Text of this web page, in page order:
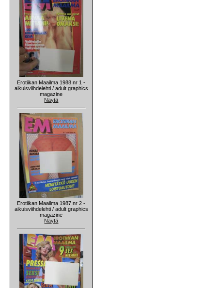
Erotiikan Maailma 1988 nr 1 -
aikuisviihdelehti / adult graphics
magazine
Näytä
Erotiikan Maailma 1987 nr 2 -
aikuisviihdelehti / adult graphics
magazine
Näytä